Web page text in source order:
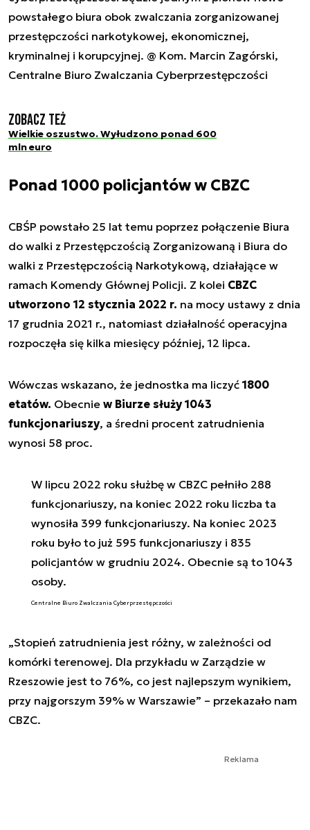
powstałego biura obok zwalczania zorganizowanej
przestępczości narkotykowej, ekonomicznej,
kryminalnej i korupcyjnej. @ Kom. Marcin Zagórski,
Centralne Biuro Zwalczania Cyberprzestępczości
Zobacz też
Wielkie oszustwo. Wyłudzono ponad 600
mln euro
Ponad 1000 policjantów w CBZC
CBŚP powstało 25 lat temu poprzez połączenie Biura
do walki z Przestępczością Zorganizowaną i Biura do
walki z Przestępczością Narkotykową, działające w
ramach Komendy Głównej Policji. Z kolei CBZC
utworzono 12 stycznia 2022 r. na mocy ustawy z dnia
17 grudnia 2021 r., natomiast działalność operacyjna
rozpoczęła się kilka miesięcy później, 12 lipca.
Wówczas wskazano, że jednostka ma liczyć 1800
etatów. Obecnie w Biurze służy 1043
funkcjonariuszy, a średni procent zatrudnienia
wynosi 58 proc.
W lipcu 2022 roku służbę w CBZC pełniło 288
funkcjonariuszy, na koniec 2022 roku liczba ta
wynosiła 399 funkcjonariuszy. Na koniec 2023
roku było to już 595 funkcjonariuszy i 835
policjantów w grudniu 2024. Obecnie są to 1043
osoby.
Centralne Biuro Zwalczania Cyberprzestępczości
„Stopień zatrudnienia jest różny, w zależności od
komórki terenowej. Dla przykładu w Zarządzie w
Rzeszowie jest to 76%, co jest najlepszym wynikiem,
przy najgorszym 39% w Warszawie” – przekazało nam
CBZC.
Reklama